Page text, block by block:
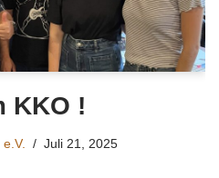
KKO !
Juli 21, 2025